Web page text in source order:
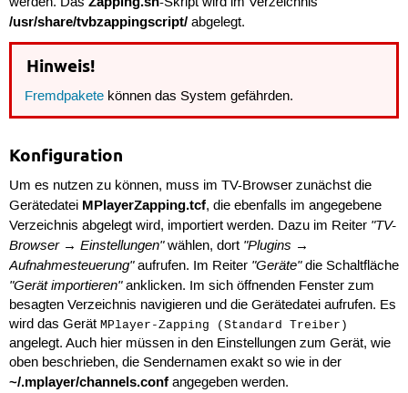
/usr/share/tvbzappingscript/abgelegt.
Hinweis!
Fremdpakete können das System gefährden.
Konfiguration
Um es nutzen zu können, muss im TV-Browser zunächst die
Gerätedatei MPlayerZapping.tcf, die ebenfalls im angegebene
Verzeichnis abgelegt wird, importiert werden. Dazu im Reiter "TV-
Browser → Einstellungen"wählen, dort "Plugins →
Aufnahmesteuerung"aufrufen. Im Reiter "Geräte"die Schaltfläche
"Gerät importieren"anklicken. Im sich öffnenden Fenster zum
besagten Verzeichnis navigieren und die Gerätedatei aufrufen. Es
wird das Gerät MPlayer-Zapping (Standard Treiber)
angelegt. Auch hier müssen in den Einstellungen zum Gerät, wie
oben beschrieben, die Sendernamen exakt so wie in der
~/.mplayer/channels.confangegeben werden.